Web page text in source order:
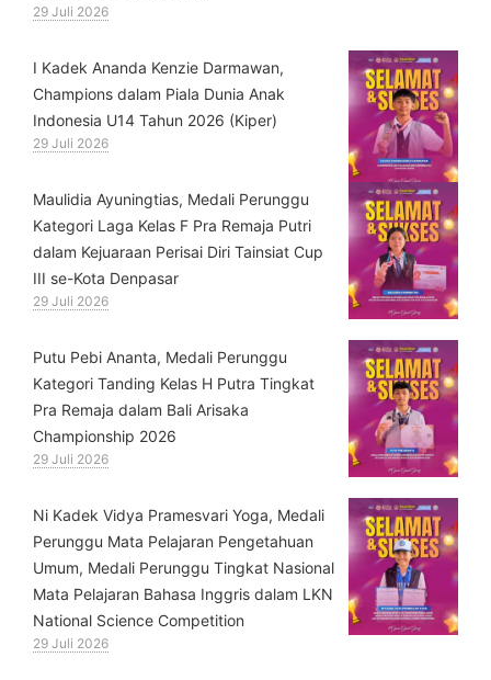
29 Juli 2026
⁠I Kadek Ananda Kenzie Darmawan,
Champions dalam Piala Dunia Anak
Indonesia U14 Tahun 2026 (Kiper)
29 Juli 2026
⁠Maulidia Ayuningtias, Medali Perunggu
Kategori Laga Kelas F Pra Remaja Putri
dalam Kejuaraan Perisai Diri Tainsiat Cup
III se-Kota Denpasar
29 Juli 2026
Putu Pebi Ananta, Medali Perunggu
Kategori Tanding Kelas H Putra Tingkat
Pra Remaja dalam Bali Arisaka
Championship 2026
29 Juli 2026
⁠Ni Kadek Vidya Pramesvari Yoga, Medali
Perunggu Mata Pelajaran Pengetahuan
Umum, Medali Perunggu Tingkat Nasional
Mata Pelajaran Bahasa Inggris dalam LKN
National Science Competition
29 Juli 2026